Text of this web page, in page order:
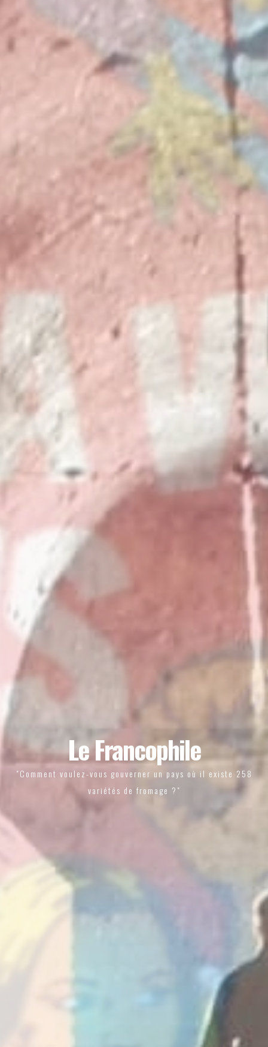
Le Francophile
"Comment voulez-vous gouverner un pays où il existe 258
variétés de fromage ?"